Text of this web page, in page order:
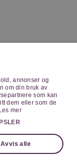
annonser og
om din bruk av
som kan
dem eller som de
Les mer
Avvis alle